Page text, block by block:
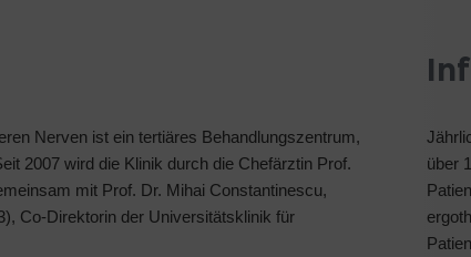
Nerven ist ein tertiäres Behandlungszentrum,
2007 wird die Klinik durch die Chefärztin Prof.
mit Prof. Dr. Mihai Constantinescu,
Co-Direktorin der Universitätsklinik für
über